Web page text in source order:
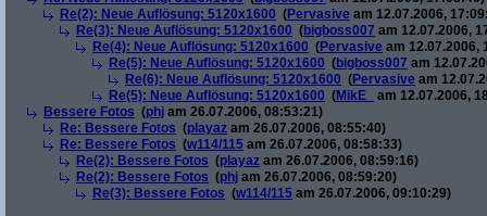
Re(2): Neue Auflösung: 5120x1600 (Pervasive am 12.07.2006,
Re(3): Neue Auflösung: 5120x1600 (bigboss007 am 12.07.2006,
Re(4): Neue Auflösung: 5120x1600 (Pervasive am 12.07.2006,
Re(5): Neue Auflösung: 5120x1600 (bigboss007 am
Re(6): Neue Auflösung: 5120x1600 (Pervasive am
Re(5): Neue Auflösung: 5120x1600 (MikE_
am 12.07.2006,
Bessere Fotos (phj am 26.07.2006, 08:53:21)
Re: Bessere Fotos (playaz am 26.07.2006, 08:55:40)
Re: Bessere Fotos (w114/115 am 26.07.2006, 08:58:33)
Re(2): Bessere Fotos (playaz am 26.07.2006, 08:59:16)
Re(2): Bessere Fotos (phj am 26.07.2006, 08:59:20)
Re(3): Bessere Fotos (w114/115 am 26.07.2006, 09:10:29)